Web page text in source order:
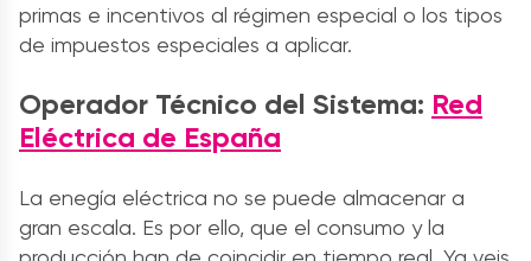
primas e incentivos al régimen especial o los tipos
de impuestos especiales a aplicar.
Operador Técnico del Sistema: Red
Eléctrica de España
La enegía eléctrica no se puede almacenar a
gran escala. Es por ello, que el consumo y la